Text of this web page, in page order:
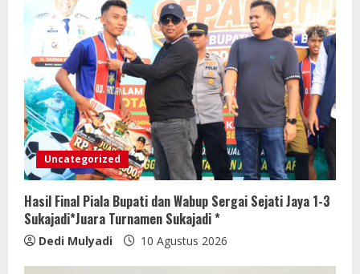
Uncategorized
Hasil Final Piala Bupati dan Wabup Sergai Sejati Jaya 1-3
Sukajadi*Juara Turnamen Sukajadi *
Dedi Mulyadi 10 Agustus 2026